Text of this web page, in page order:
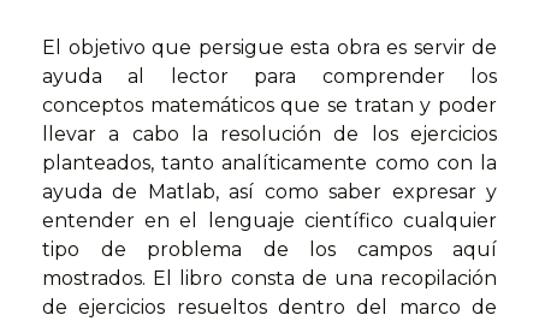
El objetivo que persigue esta obra es servir de
ayuda al lector para comprender los
conceptos matemáticos que se tratan y poder
llevar a cabo la resolución de los ejercicios
planteados, tanto analíticamente como con la
ayuda de Matlab, así como saber expresar y
entender en el lenguaje científico cualquier
tipo de problema de los campos aquí
mostrados. El libro consta de una recopilación
de ejercicios resueltos dentro del marco de